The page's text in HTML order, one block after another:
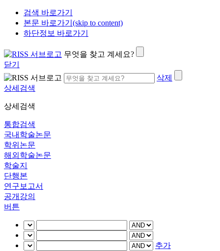
검색 바로가기
본문 바로가기(skip to content)
하단정보 바로가기
무엇을 찾고 계세요?
닫기
삭제
상세검색
상세검색
통합검색
국내학술논문
학위논문
해외학술논문
학술지
단행본
연구보고서
공개강의
버튼
추가